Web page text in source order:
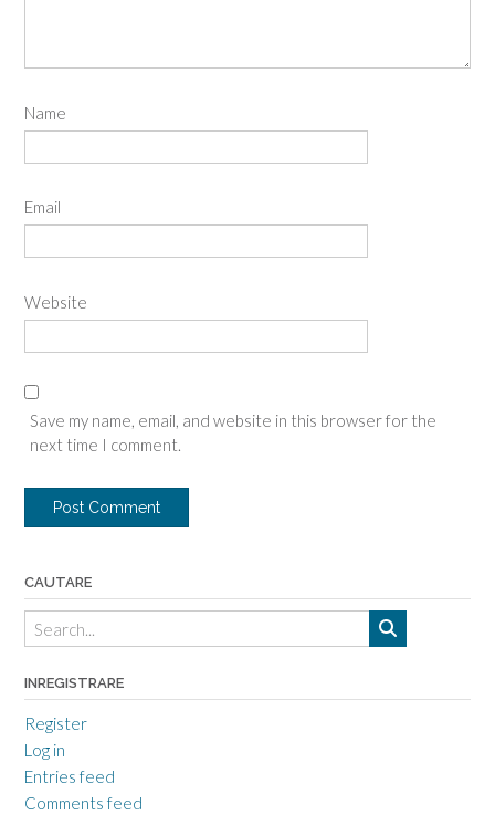
Name
Email
Website
Save my name, email, and website in this browser for the
next time I comment.
CAUTARE
INREGISTRARE
Register
Log in
Entries feed
Comments feed